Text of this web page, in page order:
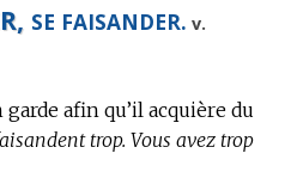
SE FAISANDER. v.
afin qu’il acquière du
trop. Vous avez trop